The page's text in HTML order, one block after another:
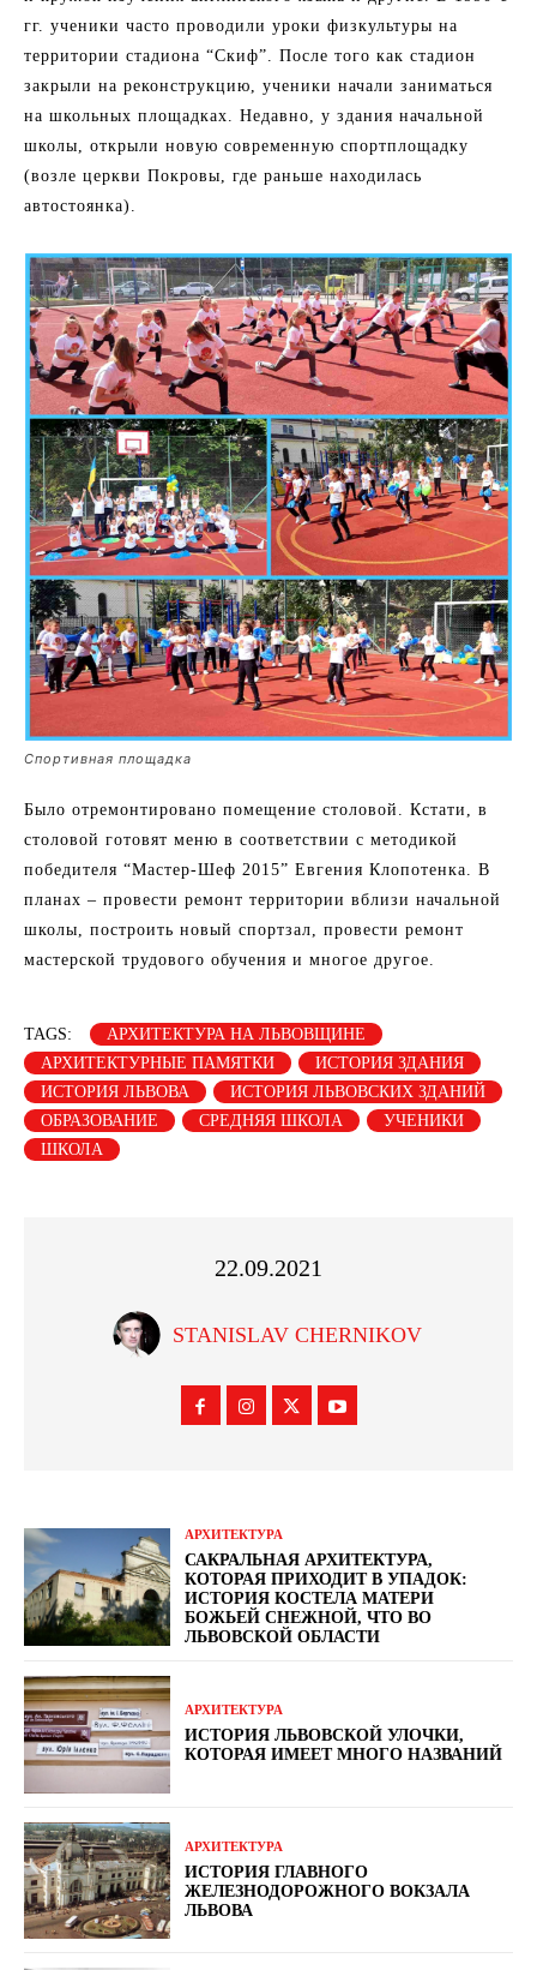
гг. ученики часто проводили уроки физкультуры на
территории стадиона “Скиф”. После того как стадион
закрыли на реконструкцию, ученики начали заниматься
на школьных площадках. Недавно, у здания начальной
школы, открыли новую современную спортплощадку
(возле церкви Покровы, где раньше находилась
автостоянка).
Спортивная площадка
Было отремонтировано помещение столовой. Кстати, в
столовой готовят меню в соответствии с методикой
победителя “Мастер-Шеф 2015” Евгения Клопотенка. В
планах – провести ремонт территории вблизи начальной
школы, построить новый спортзал, провести ремонт
мастерской трудового обучения и многое другое.
TAGS:
АРХИТЕКТУРА НА ЛЬВОВЩИНЕ
АРХИТЕКТУРНЫЕ ПАМЯТКИ
ИСТОРИЯ ЗДАНИЯ
ИСТОРИЯ ЛЬВОВА
ИСТОРИЯ ЛЬВОВСКИХ ЗДАНИЙ
ОБРАЗОВАНИЕ
СРЕДНЯЯ ШКОЛА
УЧЕНИКИ
ШКОЛА
22.09.2021
STANISLAV CHERNIKOV
АРХИТЕКТУРА
САКРАЛЬНАЯ АРХИТЕКТУРА,
КОТОРАЯ ПРИХОДИТ В УПАДОК:
ИСТОРИЯ КОСТЕЛА МАТЕРИ
БОЖЬЕЙ СНЕЖНОЙ, ЧТО ВО
ЛЬВОВСКОЙ ОБЛАСТИ
АРХИТЕКТУРА
ИСТОРИЯ ЛЬВОВСКОЙ УЛОЧКИ,
КОТОРАЯ ИМЕЕТ МНОГО НАЗВАНИЙ
АРХИТЕКТУРА
ИСТОРИЯ ГЛАВНОГО
ЖЕЛЕЗНОДОРОЖНОГО ВОКЗАЛА
ЛЬВОВА